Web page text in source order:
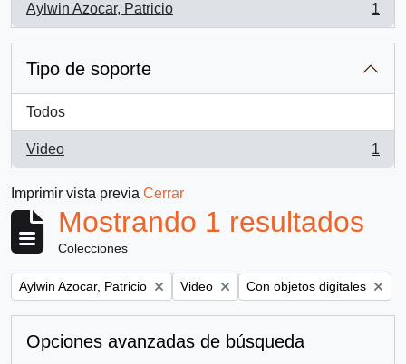
Aylwin Azocar, Patricio
, 1 resultados
1
Tipo de soporte
Todos
Video
, 1 resultados
1
Imprimir vista previa Cerrar
Mostrando 1 resultados
Colecciones
Remove filter:
Aylwin Azocar, Patricio Remove filter:
Video Remove filter:
Con objetos digitales
Opciones avanzadas de búsqueda